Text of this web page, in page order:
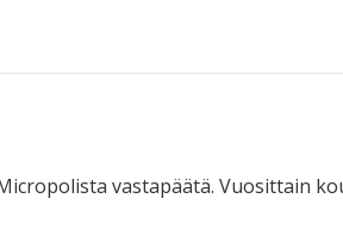
vastapäätä. Vuosittain